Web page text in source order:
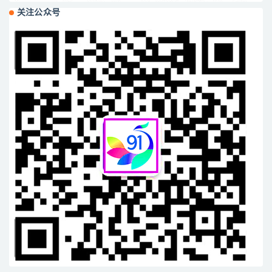
关注公众号